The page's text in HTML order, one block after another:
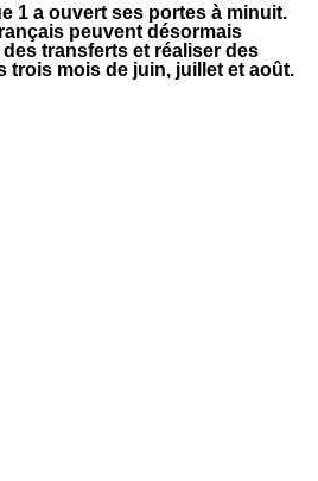
1 a ouvert ses portes à minuit.
peuvent désormais
transferts et réaliser des
trois mois de juin, juillet et août.